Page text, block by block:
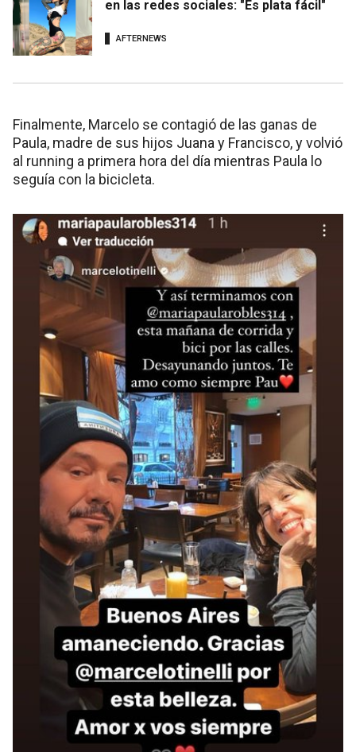
en las redes sociales: "Es plata fácil"
AFTERNEWS
Finalmente, Marcelo se contagió de las ganas de
Paula, madre de sus hijos Juana y Francisco, y volvió
al running a primera hora del día mientras Paula lo
seguía con la bicicleta.